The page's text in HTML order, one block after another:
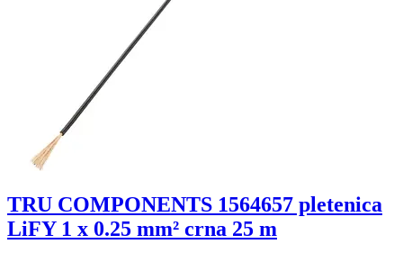
TRU COMPONENTS 1564657 pletenica
LiFY 1 x 0.25 mm² crna 25 m